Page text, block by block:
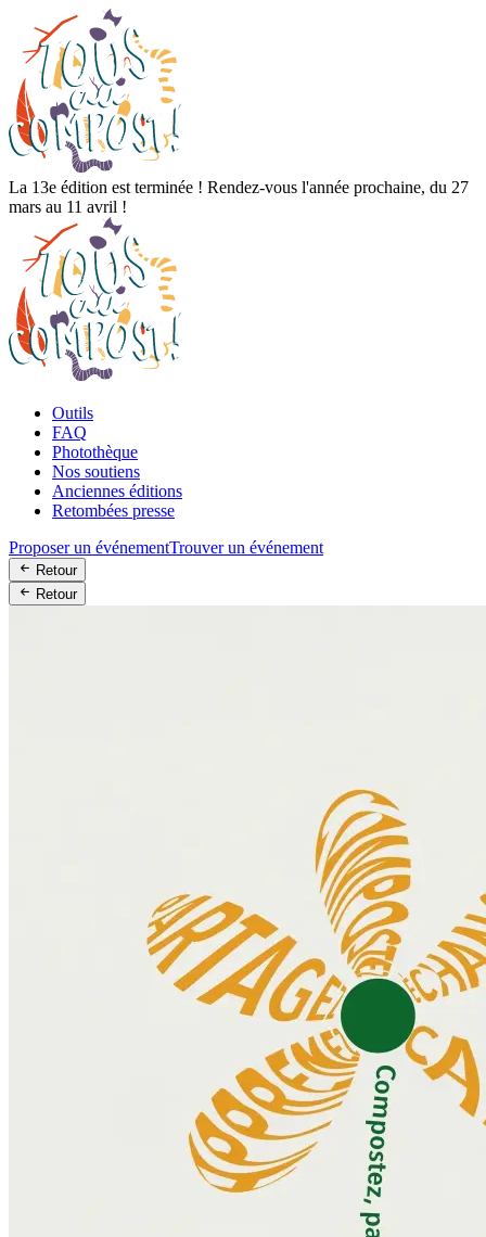
La 13e édition est terminée ! Rendez-vous l'année prochaine, du 27
mars au 11 avril !
Outils
FAQ
Photothèque
Nos soutiens
Anciennes éditions
Retombées presse
Proposer un événementTrouver un événement
Retour
Retour